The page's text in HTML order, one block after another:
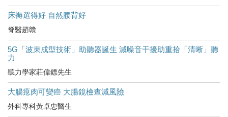
床褥選得好 自然腰背好
脊醫趙贛
5G「波束成型技術」助聽器誕生 減噪音干擾助重拾「清晰」聽
力
聽力學家莊偉鏢先生
大腸瘜肉可變癌 大腸鏡檢查減風險
外科專科黃卓忠醫生